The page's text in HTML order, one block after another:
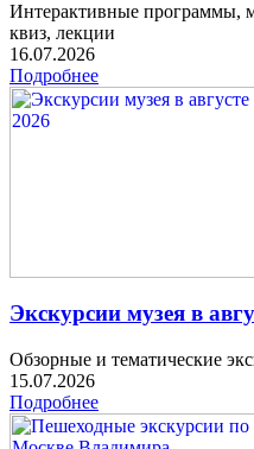
Интерактивные программы,
квиз, лекции
16.07.2026
Подробнее
Экскурсии музея в
Обзорные и тематические
15.07.2026
Подробнее